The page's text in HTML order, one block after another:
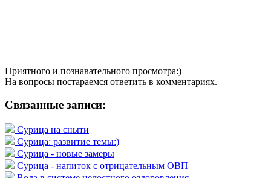
Приятного и познавательного просмотра:)
На вопросы постараемся ответить в комментариях.
Связанные записи:
Сурица на сныти
Сурица: развитие темы:)
Сурица - новые замеры
Сурица - напиток с отрицательным ОВП